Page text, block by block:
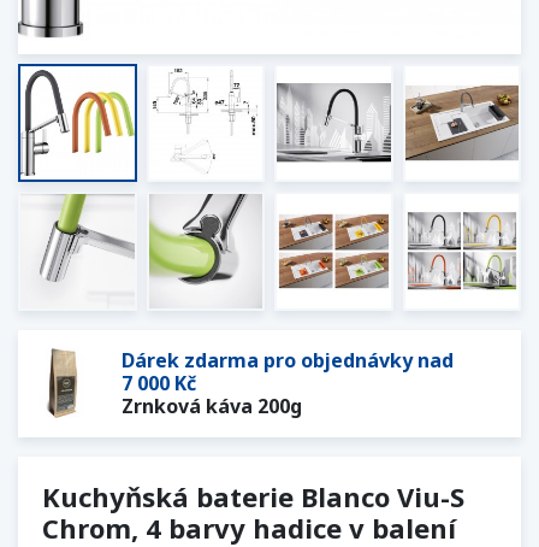
Dárek zdarma pro objednávky nad
7 000 Kč
Zrnková káva 200g
Kuchyňská baterie Blanco Viu-S
Chrom, 4 barvy hadice v balení